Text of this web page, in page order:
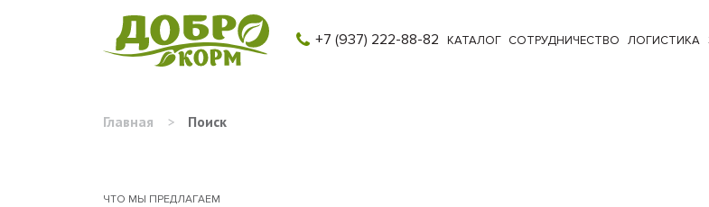
+7 (937) 222-88-82 КАТАЛОГ СОТРУДНИЧЕСТВО ЛОГИСТИКА
Главная > Поиск
ЧТО МЫ ПРЕДЛАГАЕМ